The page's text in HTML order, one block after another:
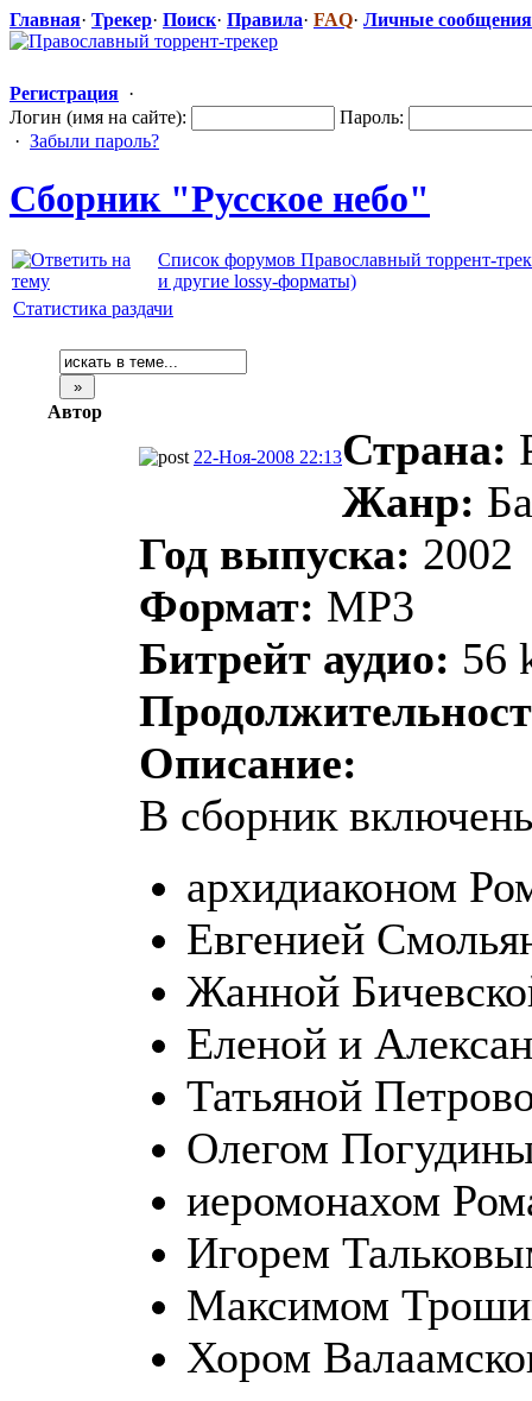
Главная· Трекер· Поиск· Правила· FAQ· Личные сообщения
Регистрация ·
Логин (имя на сайте):
Пароль:
· Забыли пароль?
Сборник "Русское ​ небо"
Список форумов Православный торрент-
и другие lossy-форматы)
Статистика раздачи
Автор
22-Ноя-2008 22:13Страна:
Жанр:
Год выпуска: 2002
Формат: MP3
Битрейт аудио: 56
Описание:
В сборник
архидиаконом
Евгенией
Жанной
Еленой и
Татьяной
Олегом
иеромонахом
Игорем
Максимом
Хором